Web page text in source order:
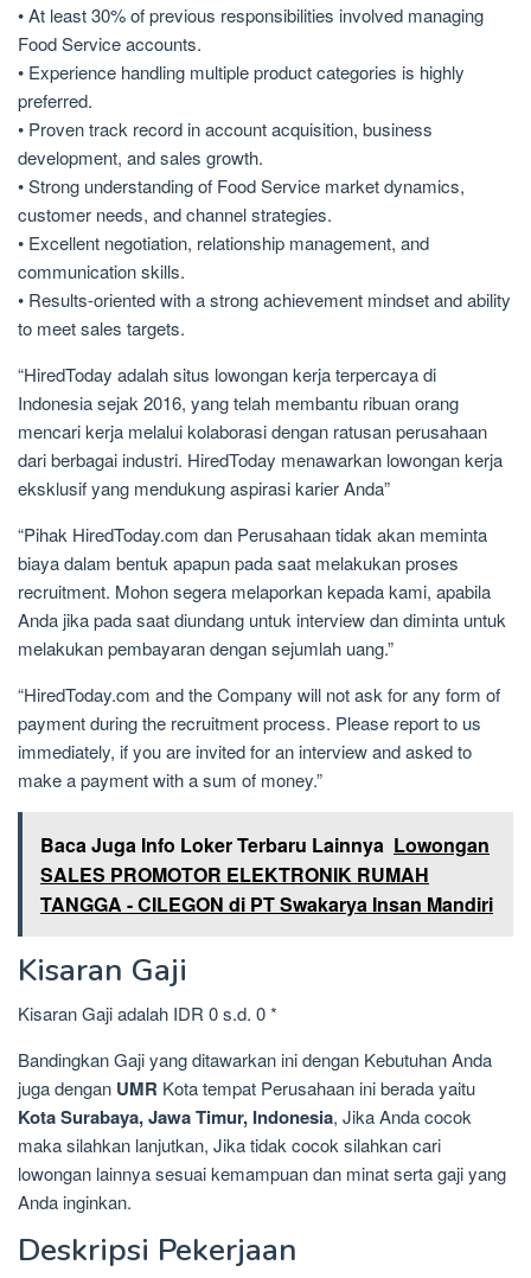
• At least 30% of previous responsibilities involved managing
Food Service accounts.
• Experience handling multiple product categories is highly
preferred.
• Proven track record in account acquisition, business
development, and sales growth.
• Strong understanding of Food Service market dynamics,
customer needs, and channel strategies.
• Excellent negotiation, relationship management, and
communication skills.
• Results-oriented with a strong achievement mindset and ability
to meet sales targets.
“HiredToday adalah situs lowongan kerja terpercaya di
Indonesia sejak 2016, yang telah membantu ribuan orang
mencari kerja melalui kolaborasi dengan ratusan perusahaan
dari berbagai industri. HiredToday menawarkan lowongan kerja
eksklusif yang mendukung aspirasi karier Anda”
“Pihak HiredToday.com dan Perusahaan tidak akan meminta
biaya dalam bentuk apapun pada saat melakukan proses
recruitment. Mohon segera melaporkan kepada kami, apabila
Anda jika pada saat diundang untuk interview dan diminta untuk
melakukan pembayaran dengan sejumlah uang.”
“HiredToday.com and the Company will not ask for any form of
payment during the recruitment process. Please report to us
immediately, if you are invited for an interview and asked to
make a payment with a sum of money.”
Baca Juga Info Loker Terbaru Lainnya Lowongan
SALES PROMOTOR ELEKTRONIK RUMAH
TANGGA - CILEGON di PT Swakarya Insan Mandiri
Kisaran Gaji
Kisaran Gaji adalah IDR 0 s.d. 0 *
Bandingkan Gaji yang ditawarkan ini dengan Kebutuhan Anda
juga dengan UMR Kota tempat Perusahaan ini berada yaitu
Kota Surabaya, Jawa Timur, Indonesia, Jika Anda cocok
maka silahkan lanjutkan, Jika tidak cocok silahkan cari
lowongan lainnya sesuai kemampuan dan minat serta gaji yang
Anda inginkan.
Deskripsi Pekerjaan